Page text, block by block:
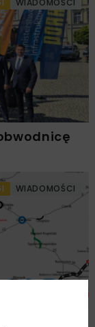
WIADOMOŚCI
WIADOMOŚCI